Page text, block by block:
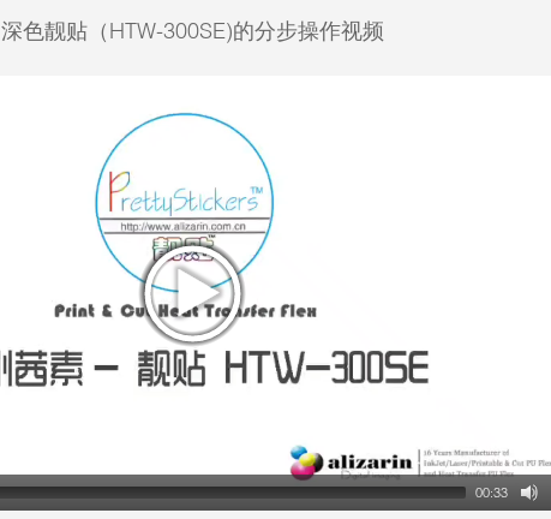
深色靓贴（HTW-300SE)的分步操作视频
00:33